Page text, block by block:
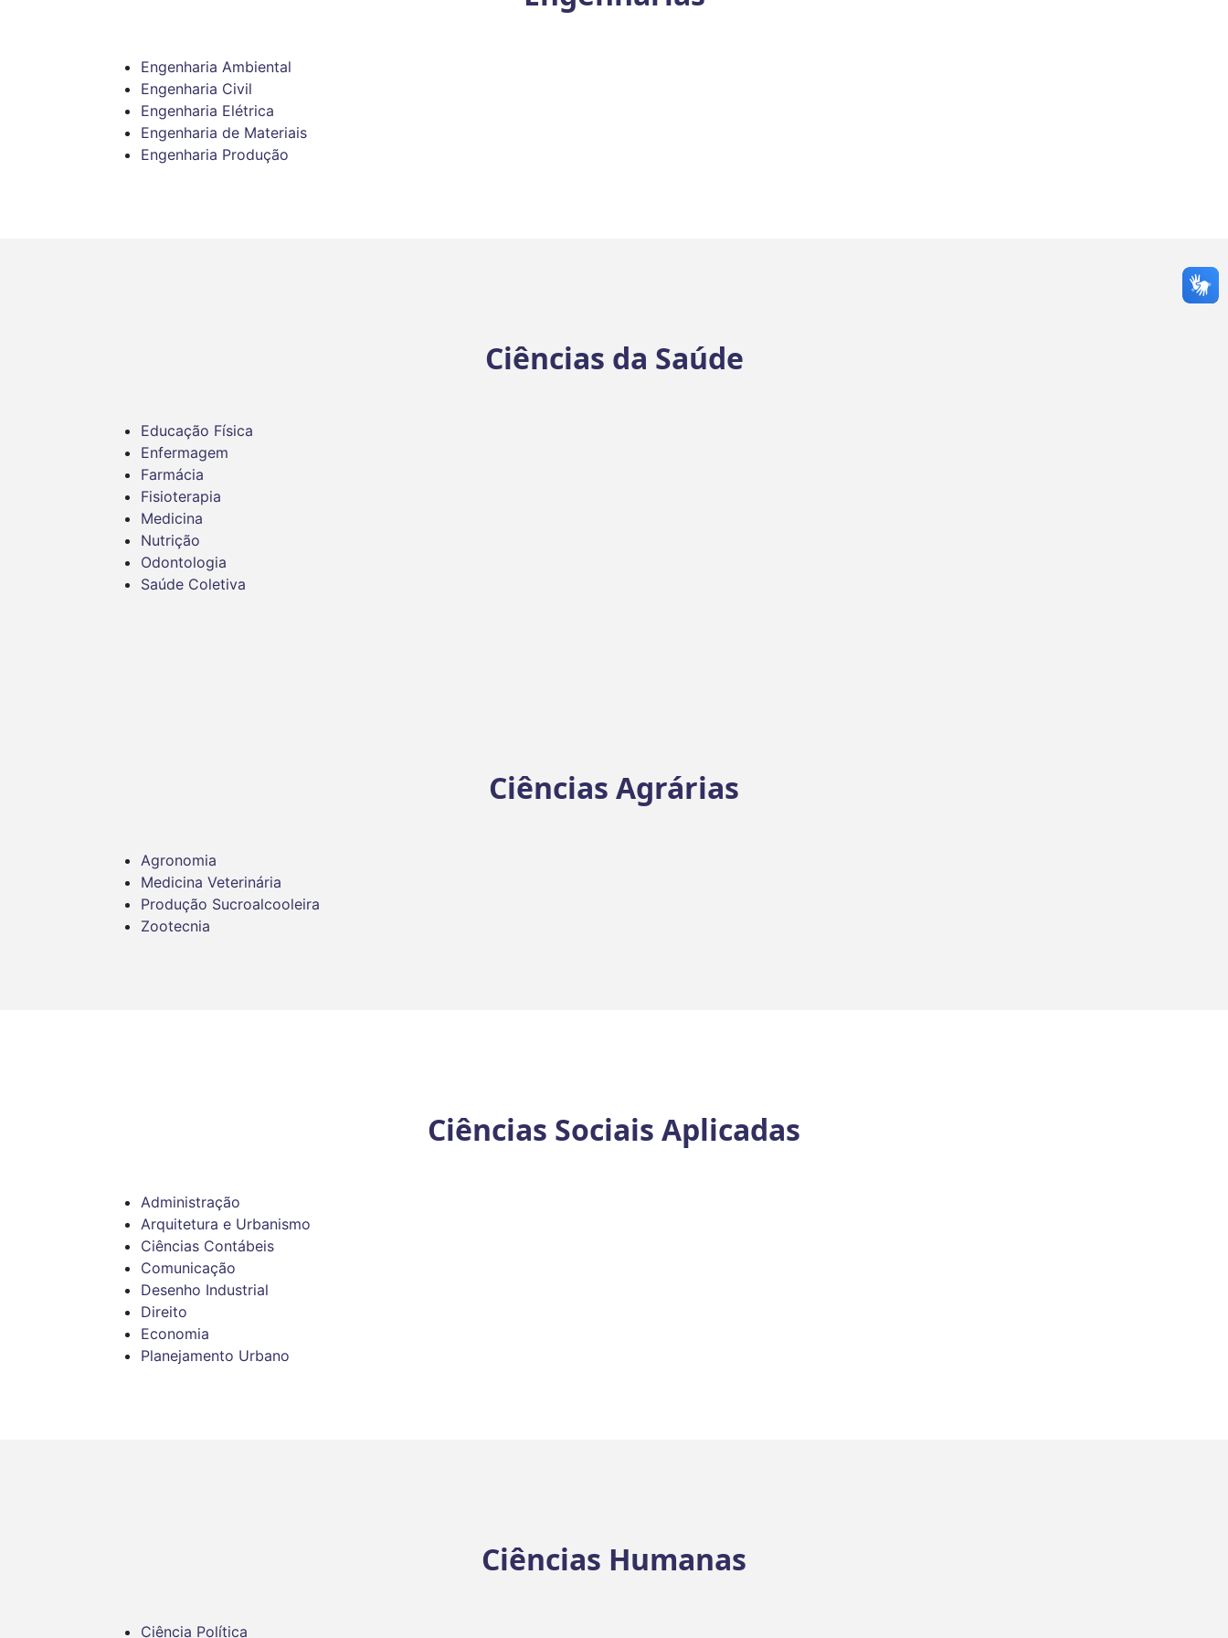
Engenharia Ambiental
Engenharia Civil
Engenharia Elétrica
Engenharia de Materiais
Engenharia Produção
Ciências da Saúde
Educação Física
Enfermagem
Farmácia
Fisioterapia
Medicina
Nutrição
Odontologia
Saúde Coletiva
Ciências Agrárias
Agronomia
Medicina Veterinária
Produção Sucroalcooleira
Zootecnia
Ciências Sociais Aplicadas
Administração
Arquitetura e Urbanismo
Ciências Contábeis
Comunicação
Desenho Industrial
Direito
Economia
Planejamento Urbano
Ciências Humanas
Ciência Política